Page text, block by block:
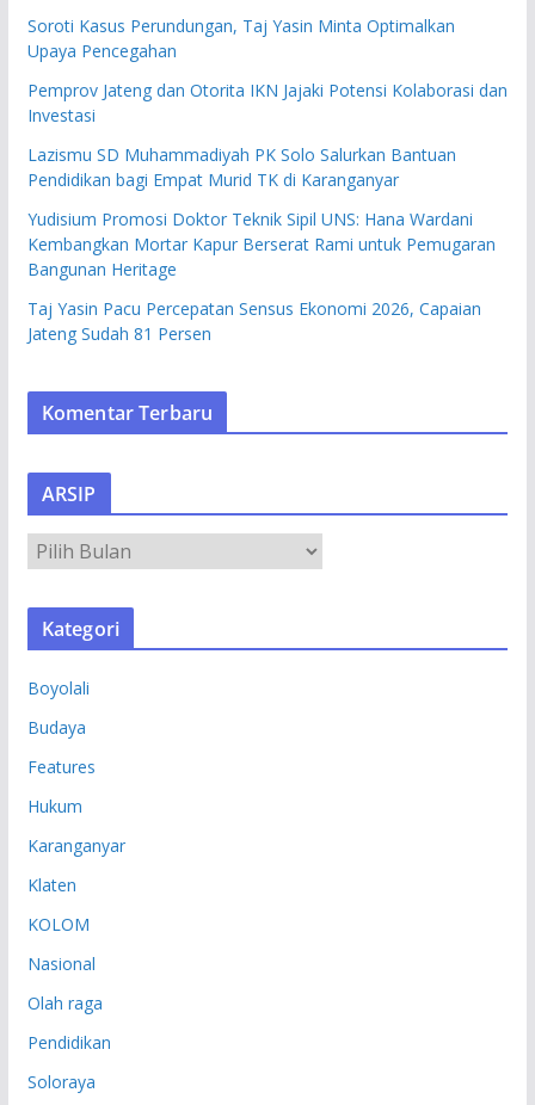
Soroti Kasus Perundungan, Taj Yasin Minta Optimalkan
Upaya Pencegahan
Pemprov Jateng dan Otorita IKN Jajaki Potensi Kolaborasi dan
Investasi
Lazismu SD Muhammadiyah PK Solo Salurkan Bantuan
Pendidikan bagi Empat Murid TK di Karanganyar
Yudisium Promosi Doktor Teknik Sipil UNS: Hana Wardani
Kembangkan Mortar Kapur Berserat Rami untuk Pemugaran
Bangunan Heritage
Taj Yasin Pacu Percepatan Sensus Ekonomi 2026, Capaian
Jateng Sudah 81 Persen
Komentar Terbaru
ARSIP
S
Kategori
Boyolali
Budaya
Features
Hukum
Karanganyar
Klaten
KOLOM
Nasional
Olah raga
Pendidikan
Soloraya